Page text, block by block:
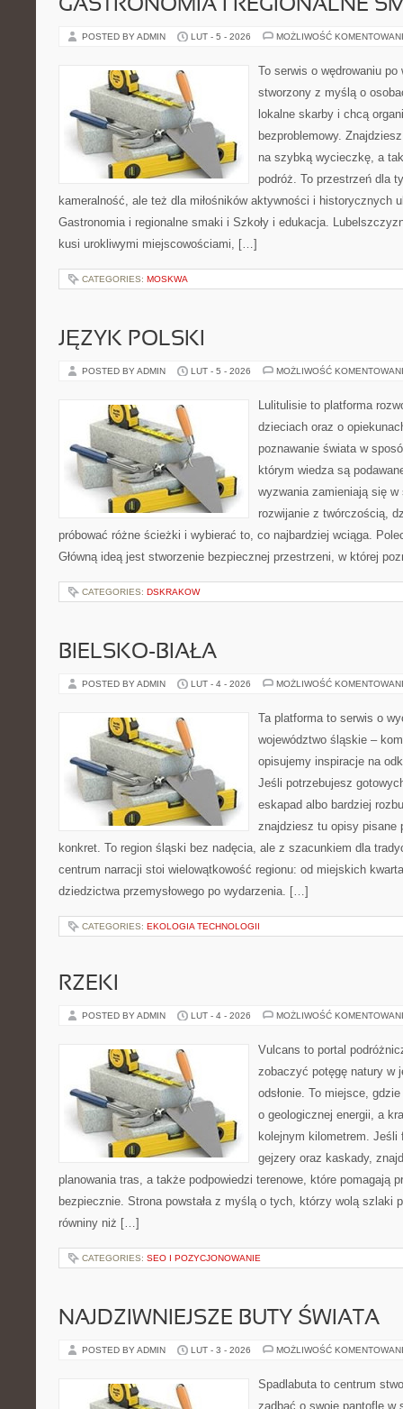
GASTRONOMIA I REGIONALNE
POSTED BY ADMIN LUT - 5 - 2026 MOŻLIWOŚĆ
To serwis o wędrowaniu
stworzony z myślą o
lokalne skarby i chcą
bezproblemowy.
na szybką wycieczkę, a
podróż. To przestrzeń dla
kameralność, ale też dla miłośników aktywności i historycznych
Gastronomia i regionalne smaki i Szkoły i edukacja.
kusi urokliwymi miejscowościami, […]
CATEGORIES: MOSKWA
JĘZYK POLSKI
POSTED BY ADMIN LUT - 5 - 2026 MOŻLIWOŚĆ
Lulitulisie to platforma
dzieciach oraz o
poznawanie świata w
którym wiedza są
wyzwania zamieniają się
rozwijanie z twórczością,
próbować różne ścieżki i wybierać to, co najbardziej wciąga.
Główną ideą jest stworzenie bezpiecznej przestrzeni, w której
CATEGORIES: DSKRAKOW
BIELSKO-BIAŁA
POSTED BY ADMIN LUT - 4 - 2026 MOŻLIWOŚĆ
Ta platforma to serwis o
województwo śląskie –
opisujemy inspiracje na
Jeśli potrzebujesz
eskapad albo bardziej
znajdziesz tu opisy pisane
konkret. To region śląski bez nadęcia, ale z szacunkiem dla
centrum narracji stoi wielowątkowość regionu: od miejskich
dziedzictwa przemysłowego po wydarzenia. […]
CATEGORIES: EKOLOGIA TECHNOLOGII
RZEKI
POSTED BY ADMIN LUT - 4 - 2026 MOŻLIWOŚĆ
Vulcans to portal
zobaczyć potęgę natury w
odsłonie. To miejsce,
o geologicznej energii, a
kolejnym kilometrem. Jeśli
gejzery oraz kaskady,
planowania tras, a także podpowiedzi terenowe, które pomagają
bezpiecznie. Strona powstała z myślą o tych, którzy wolą szlaki
równiny niż […]
CATEGORIES: SEO I POZYCJONOWANIE
NAJDZIWNIEJSZE BUTY ŚWIATA
POSTED BY ADMIN LUT - 3 - 2026 MOŻLIWOŚĆ
Spadlabuta to centrum
zadbać o swoje pantofle w